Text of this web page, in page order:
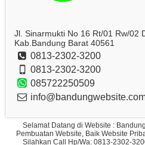
Jl. Sinarmukti No 16 Rt/01 Rw/02
Kab.Bandung Barat 40561
0813-2302-3200
0813-2302-3200
085722250509
Selamat Datang di Website :
Pembuatan Website, Baik Website
Silahkan Call Hp/Wa: 0813-2302-